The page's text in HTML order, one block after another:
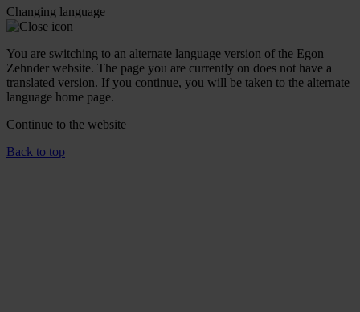
Changing language
You are switching to an alternate language version of the Egon
Zehnder website. The page you are currently on does not have a
translated version. If you continue, you will be taken to the alternate
language home page.
Continue to the website
Back to top